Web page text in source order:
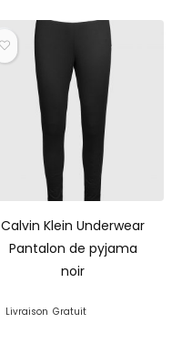
Calvin Klein Underwear
Pantalon de pyjama
noir
Livraison Gratuit